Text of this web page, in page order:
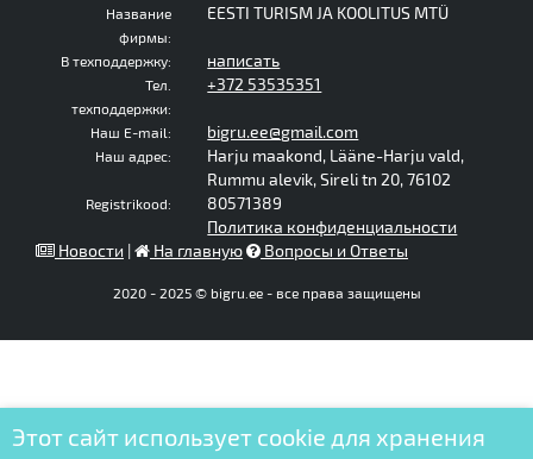
Название
фирмы:
EESTI TURISM JA KOOLITUS MTÜ
В техподдержку: написать
Тел.
техподдержки:
+372 53535351
Наш E-mail: bigru.ee@gmail.com
Наш адрес:
Harju maakond, Lääne-Harju vald,
Rummu alevik, Sireli tn 20, 76102
Registrikood:
80571389
Политика конфиденциальности
Новости | На главную Вопросы и Ответы
2020 - 2025 © bigru.ee - все права защищены
Этот сайт использует cookie для хранения